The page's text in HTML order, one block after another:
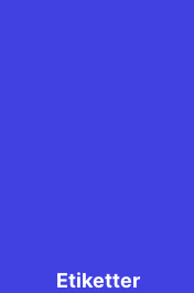
Etiketter